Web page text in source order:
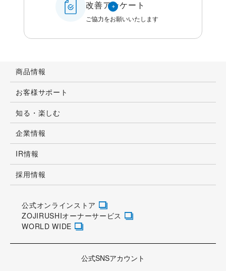
改善アンケート
ご協力をお願いいたします
商品情報
お客様サポート
知る・楽しむ
企業情報
IR情報
採用情報
公式オンラインストア
ZOJIRUSHIオーナーサービス
WORLD WIDE
公式SNSアカウント